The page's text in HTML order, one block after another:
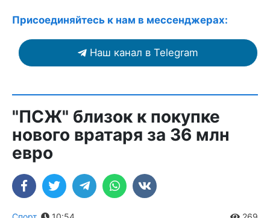
Присоединяйтесь к нам в мессенджерах:
Наш канал в Telegram
"ПСЖ" близок к покупке
нового вратаря за 36 млн
евро